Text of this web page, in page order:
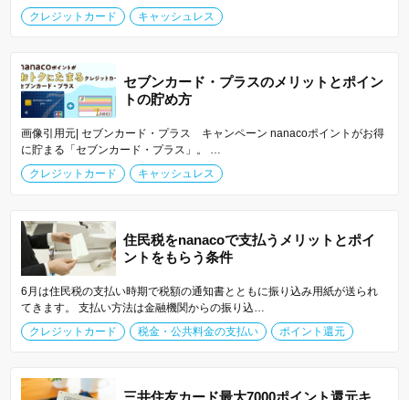
クレジットカード
キャッシュレス
セブンカード・プラスのメリットとポイン
トの貯め方
画像引用元| セブンカード・プラス キャンペーン nanacoポイントがお得
に貯まる「セブンカード・プラス」。 …
クレジットカード
キャッシュレス
住民税をnanacoで支払うメリットとポイ
ントをもらう条件
6月は住民税の支払い時期で税額の通知書とともに振り込み用紙が送られ
てきます。 支払い方法は金融機関からの振り込…
クレジットカード
税金・公共料金の支払い ポイント還元
三井住友カード最大7000ポイント還元キ